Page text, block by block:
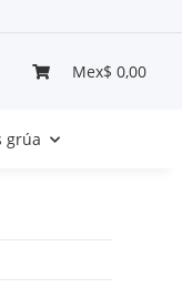
Mex$ 0,00
grúa